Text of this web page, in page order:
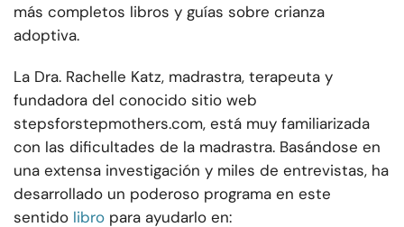
más completos libros y guías sobre crianza
adoptiva.
La Dra. Rachelle Katz, madrastra, terapeuta y
fundadora del conocido sitio web
stepsforstepmothers.com, está muy familiarizada
con las dificultades de la madrastra. Basándose en
una extensa investigación y miles de entrevistas, ha
desarrollado un poderoso programa en este
sentido libro para ayudarlo en: